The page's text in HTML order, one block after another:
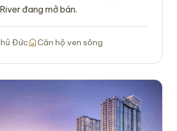
đang mở bán.
Đức Căn hộ ven sông